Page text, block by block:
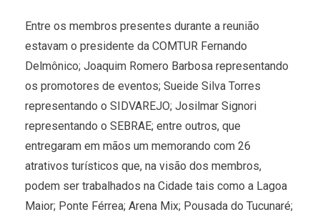
Entre os membros presentes durante a reunião
estavam o presidente da COMTUR Fernando
Delmônico; Joaquim Romero Barbosa representando
os promotores de eventos; Sueide Silva Torres
representando o SIDVAREJO; Josilmar Signori
representando o SEBRAE; entre outros, que
entregaram em mãos um memorando com 26
atrativos turísticos que, na visão dos membros,
podem ser trabalhados na Cidade tais como a Lagoa
Maior; Ponte Férrea; Arena Mix; Pousada do Tucunaré;